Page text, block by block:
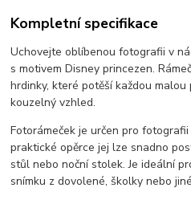
Kompletní specifikace
Uchovejte oblíbenou fotografii v
s motivem Disney princezen.
hrdinky, které potěší každou
kouzelný vzhled.
Fotorámeček je určen pro
praktické opěrce jej lze snadno
stůl nebo noční stolek. Je ideální
snímku z dovolené, školky nebo